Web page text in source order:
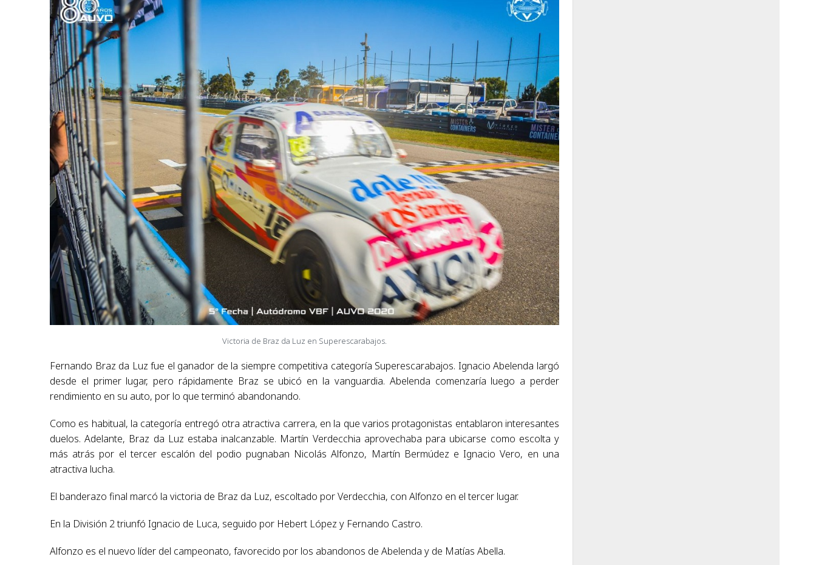
Victoria de Braz da Luz en Superescarabajos.
Fernando Braz da Luz fue el ganador de la siempre competitiva categoría Superescarabajos. Ignacio Abelenda largó
desde el primer lugar, pero rápidamente Braz se ubicó en la vanguardia. Abelenda comenzaría luego a perder
rendimiento en su auto, por lo que terminó abandonando.
Como es habitual, la categoría entregó otra atractiva carrera, en la que varios protagonistas entablaron interesantes
duelos. Adelante, Braz da Luz estaba inalcanzable. Martín Verdecchia aprovechaba para ubicarse como escolta y
más atrás por el tercer escalón del podio pugnaban Nicolás Alfonzo, Martín Bermúdez e Ignacio Vero, en una
atractiva lucha.
El banderazo final marcó la victoria de Braz da Luz, escoltado por Verdecchia, con Alfonzo en el tercer lugar.
En la División 2 triunfó Ignacio de Luca, seguido por Hebert López y Fernando Castro.
Alfonzo es el nuevo líder del campeonato, favorecido por los abandonos de Abelenda y de Matías Abella.